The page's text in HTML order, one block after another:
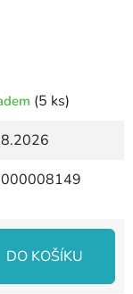
(5 ks)
DO KOŠÍKU